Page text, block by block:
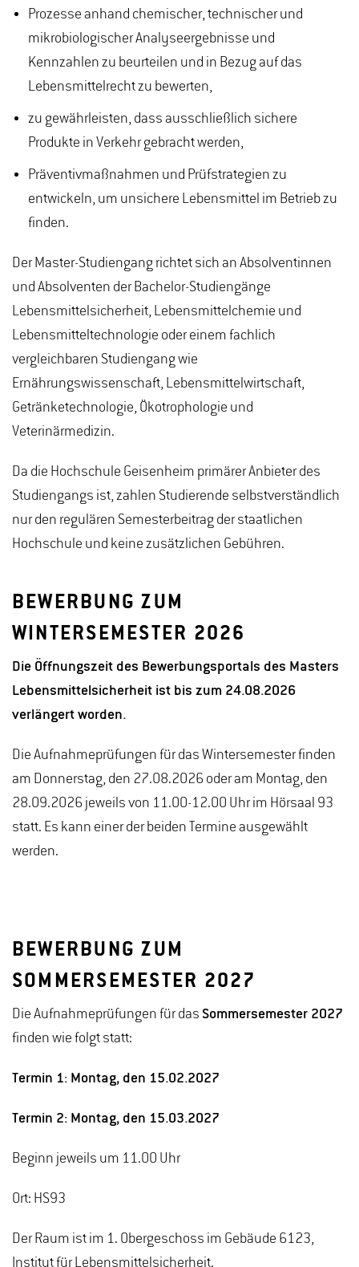
Prozesse anhand chemischer, technischer und
mikrobiologischer Analyseergebnisse und
Kennzahlen zu beurteilen und in Bezug auf das
Lebensmittelrecht zu bewerten,
zu gewährleisten, dass ausschließlich sichere
Produkte in Verkehr gebracht werden,
Präventivmaßnahmen und Prüfstrategien zu
entwickeln, um unsichere Lebensmittel im Betrieb zu
finden.
Der Master-Studiengang richtet sich an Absolventinnen
und Absolventen der Bachelor-Studiengänge
Lebensmittelsicherheit, Lebensmittelchemie und
Lebensmitteltechnologie oder einem fachlich
vergleichbaren Studiengang wie
Ernährungswissenschaft, Lebensmittelwirtschaft,
Getränketechnologie, Ökotrophologie und
Veterinärmedizin.
Da die Hochschule Geisenheim primärer Anbieter des
Studiengangs ist, zahlen Studierende selbstverständlich
nur den regulären Semesterbeitrag der staatlichen
Hochschule und keine zusätzlichen Gebühren.
BEWERBUNG ZUM
WINTERSEMESTER 2026
Die Öffnungszeit des Bewerbungsportals des Masters
Lebensmittelsicherheit ist bis zum 24.08.2026
verlängert worden.
Die Aufnahmeprüfungen für das Wintersemester finden
am Donnerstag, den 27.08.2026 oder am Montag, den
28.09.2026 jeweils von 11.00-12.00 Uhr im Hörsaal 93
statt. Es kann einer der beiden Termine ausgewählt
werden.
BEWERBUNG ZUM
SOMMERSEMESTER 2027
Die Aufnahmeprüfungen für das Sommersemester 2027
finden wie folgt statt:
Termin 1: Montag, den 15.02.2027
Termin 2: Montag, den 15.03.2027
Beginn jeweils um 11.00 Uhr
Ort: HS93
Der Raum ist im 1. Obergeschoss im Gebäude 6123,
Institut für Lebensmittelsicherheit.